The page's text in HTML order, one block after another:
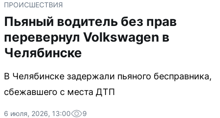
ПРОИСШЕСТВИЯ
Пьяный водитель без прав
перевернул Volkswagen в
Челябинске
В Челябинске задержали пьяного бесправника,
сбежавшего с места ДТП
6 июля, 2026, 13:00 9